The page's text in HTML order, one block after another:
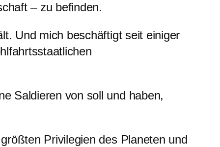
– zu befinden.
Und mich beschäftigt seit einiger
Saldieren von soll und haben,
Privilegien des Planeten und